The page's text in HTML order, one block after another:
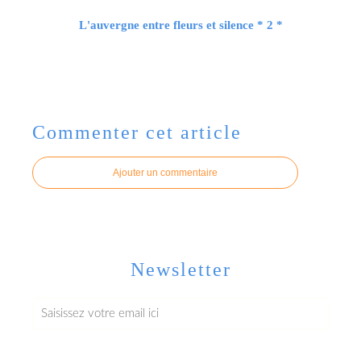
L'auvergne entre fleurs et silence * 2 *
Commenter cet article
Ajouter un commentaire
Newsletter